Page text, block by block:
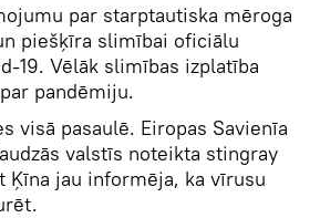
par starptautiska mēroga
piešķīra slimībai oficiālu
19. Vēlāk slimības izplatība
pandēmiju.
visā pasaulē. Eiropas Savienīa
valstīs noteikta stingray
Ķīna jau informēja, ka vīrusu